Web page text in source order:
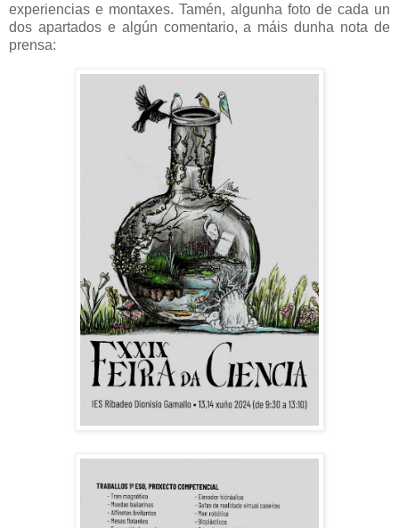
experiencias e montaxes. Tamén, algunha foto de cada un
dos apartados e algún comentario, a máis dunha nota de
prensa: